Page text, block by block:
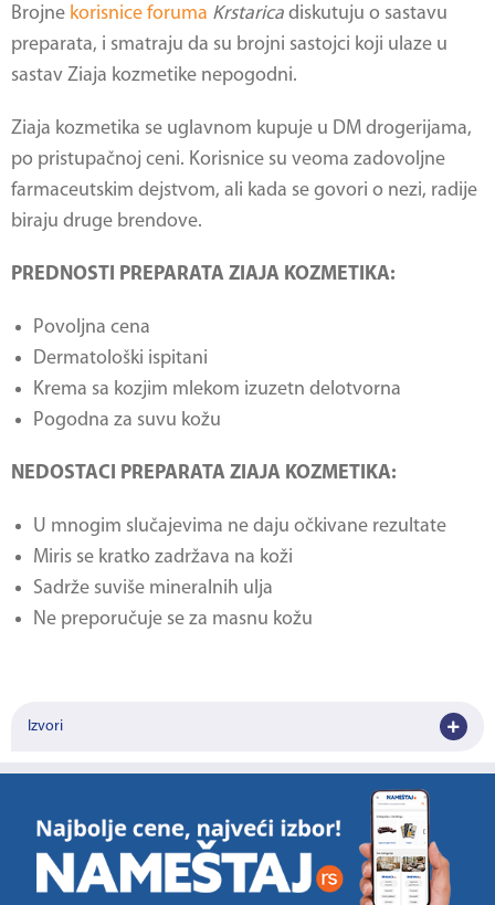
Brojne korisnice foruma Krstarica diskutuju o sastavu
preparata, i smatraju da su brojni sastojci koji ulaze u
sastav Ziaja kozmetike nepogodni.
Ziaja kozmetika se uglavnom kupuje u DM drogerijama,
po pristupačnoj ceni. Korisnice su veoma zadovoljne
farmaceutskim dejstvom, ali kada se govori o nezi, radije
biraju druge brendove.
PREDNOSTI PREPARATA ZIAJA KOZMETIKA:
Povoljna cena
Dermatološki ispitani
Krema sa kozjim mlekom izuzetn delotvorna
Pogodna za suvu kožu
NEDOSTACI PREPARATA ZIAJA KOZMETIKA:
U mnogim slučajevima ne daju očkivane rezultate
Miris se kratko zadržava na koži
Sadrže suviše mineralnih ulja
Ne preporučuje se za masnu kožu
Izvori